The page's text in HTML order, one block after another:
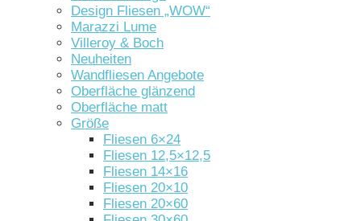
Design Fliesen „WOW“
Marazzi Lume
Villeroy & Boch
Neuheiten
Wandfliesen Angebote
Oberfläche glänzend
Oberfläche matt
Größe
Fliesen 6×24
Fliesen 12,5×12,5
Fliesen 14×16
Fliesen 20×10
Fliesen 20×60